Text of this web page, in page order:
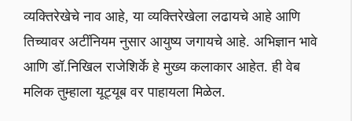
व्यक्तिरेखेचे नाव आहे, या व्यक्तिरेखेला लढायचे आहे आणि
तिच्यावर अटींनियम नुसार आयुष्य जगायचे आहे. अभिज्ञान भावे
आणि डॉ.निखिल राजेशिर्के हे मुख्य कलाकार आहेत. ही वेब
मलिक तुम्हाला यूट्यूब वर पाहायला मिळेल.